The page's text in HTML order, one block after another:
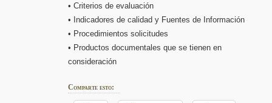
• Criterios de evaluación
• Indicadores de calidad y Fuentes de Información
• Procedimientos solicitudes
• Productos documentales que se tienen en
consideración
Comparte esto: